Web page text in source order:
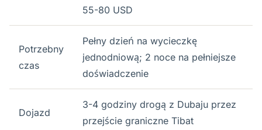
55-80 USD
Potrzebny
czas
Pełny dzień na wycieczkę
jednodniową; 2 noce na pełniejsze
doświadczenie
Dojazd
3-4 godziny drogą z Dubaju przez
przejście graniczne Tibat